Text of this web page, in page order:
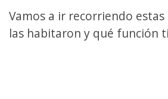
Vamos a ir recorriendo estas
las habitaron y qué función